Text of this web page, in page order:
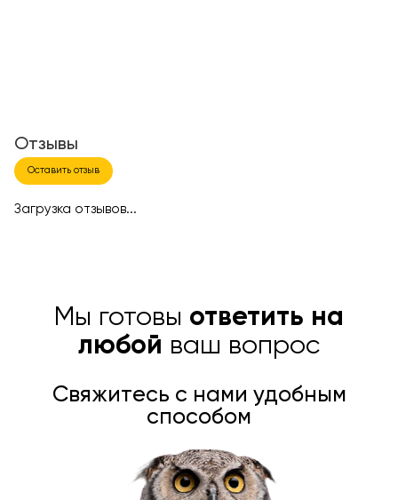
Отзывы
Оставить отзыв
Загрузка отзывов...
Мы готовы ответить на
любой ваш вопрос
Свяжитесь с нами удобным
способом